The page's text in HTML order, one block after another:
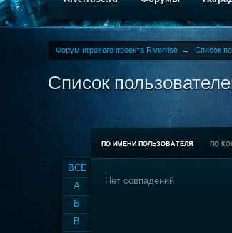
Форум игрового проекта Riverrise → Список
Список
ВСЕ
А
Б
В
ПО ИМЕНИ ПОЛЬЗОВАТЕЛЯ ПО
Нет совпадений